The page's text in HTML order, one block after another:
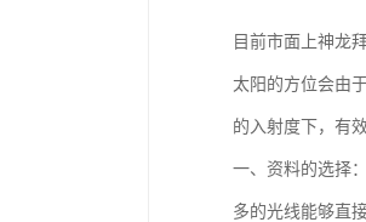
目前市面上神龙
太阳的方位会由
的入射度下，有
一、资料的选择
多的光线能够直